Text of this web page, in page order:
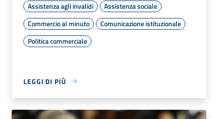
Assistenza agli invalidi
Assistenza sociale
Commercio al minuto
Comunicazione istituzionale
Politica commerciale
LEGGI DI PIÙ